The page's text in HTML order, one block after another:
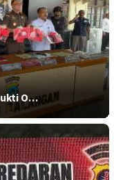
O…